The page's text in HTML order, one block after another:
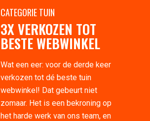
CATEGORIE TUIN
3X VERKOZEN TOT
BESTE WEBWINKEL
Wat een eer: voor de derde keer
verkozen tot dé beste tuin
webwinkel! Dat gebeurt niet
zomaar. Het is een bekroning op
het harde werk van ons team, en